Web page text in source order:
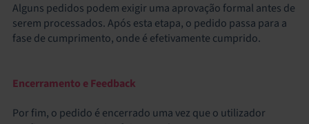
Alguns pedidos podem exigir uma aprovação formal antes de
serem processados. Após esta etapa, o pedido passa para a
fase de cumprimento, onde é efetivamente cumprido.
Encerramento e Feedback
Por fim, o pedido é encerrado uma vez que o utilizador